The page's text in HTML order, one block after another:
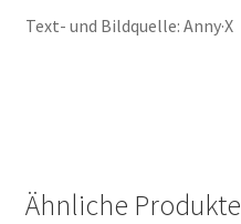
Text- und Bildquelle: Anny·X
Ähnliche Produkte